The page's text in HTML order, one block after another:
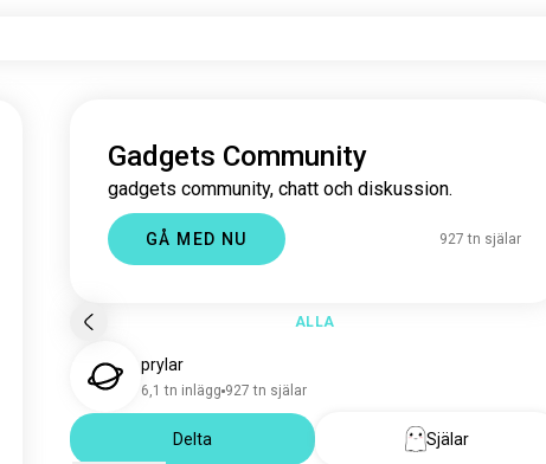
Gadgets Community
gadgets community, chatt och diskussion.
GÅ MED NU 927 tn själar
ALLA
prylar
6,1 tn inlägg 927 tn själar
Delta
Själar